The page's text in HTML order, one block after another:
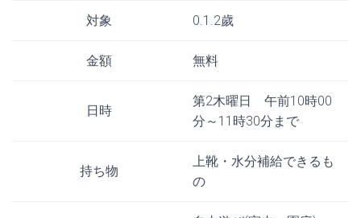
対象 0.1.2歲
金額 無料
日時
第2木曜日 午前10時00
分～11時30分まで
持ち物
上靴・水分補給できるも
の